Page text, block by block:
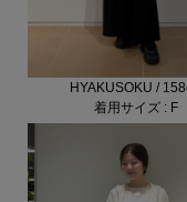
HYAKUSOKU /
着用サイズ : F